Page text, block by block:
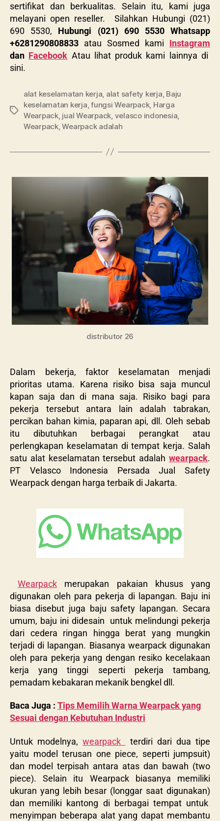
sertifikat dan berkualitas. Selain itu, kami juga
melayani open reseller. Silahkan Hubungi (021)
690 5530, Hubungi (021) 690 5530 Whatsapp
+6281290808833 atau Sosmed kami Instagram
dan Facebook Atau lihat produk kami lainnya di
sini.
alat keselamatan kerja alat safety kerja Baju
keselamatan kerja ,fungsi Wearpack, Harga
Wearpack, jual Wearpack velasco indonesia
Wearpack,Wearpack adalah
distributor 26
Dalam bekerja, faktor keselamatan menjadi
prioritas utama. Karena risiko bisa saja muncul
kapan saja dan di mana saja. Risiko bagi para
pekerja tersebut antara lain adalah tabrakan,
percikan bahan kimia, paparan api, dll. Oleh sebab
itu dibutuhkan berbagai perangkat atau
perlengkapan keselamatan di tempat kerja. Salah
satu alat keselamatan tersebut adalah wearpack.
PT Velasco Indonesia Persada Jual Safety
Wearpack dengan harga terbaik di Jakarta.
Wearpackmerupakan pakaian khusus yang
digunakan oleh para pekerja di lapangan. Baju ini
biasa disebut juga baju safety lapangan. Secara
umum, baju ini didesain untuk melindungi pekerja
dari cedera ringan hingga berat yang mungkin
terjadi di lapangan. Biasanya wearpack digunakan
oleh para pekerja yang dengan resiko kecelakaan
kerja yang tinggi seperti pekerja tambang,
pemadam kebakaran mekanik bengkel dll.
Baca Juga : Tips Memilih Warna Wearpack yang
Sesuai dengan Kebutuhan Industri
Untuk modelnya,wearpack
terdiri dari dua tipe
yaitu model terusan one piece, seperti jumpsuit)
dan model terpisah antara atas dan bawah (two
piece). Selain itu Wearpack biasanya memiliki
ukuran yang lebih besar (longgar saat digunakan)
dan memiliki kantong di berbagai tempat untuk
menyimpan beberapa alat yang dapat membantu